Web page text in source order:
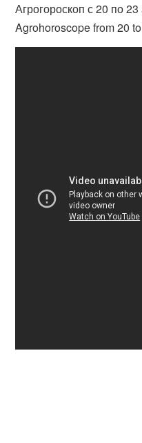
Агрогороскоп с 20 по 23
Agrohoroscope from 20